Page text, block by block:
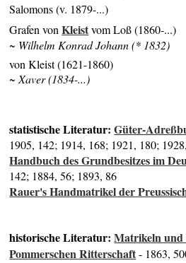
Salomons (v. 1879-...)
Grafen vonKleistvom Loß (1860-...)
~ Wilhelm Konrad Johann (* 1832)
von Kleist (1621-1860)
~ Xaver (1834-...)
statistische Literatur:Güter-
1905, 142; 1914, 168; 1921, 180;
Handbuch des Grundbesitzes im
142; 1884, 56; 1893, 86
Rauer's Handmatrikel der
historische Literatur:Matrikeln und
Pommerschen Ritterschaft- 1863,